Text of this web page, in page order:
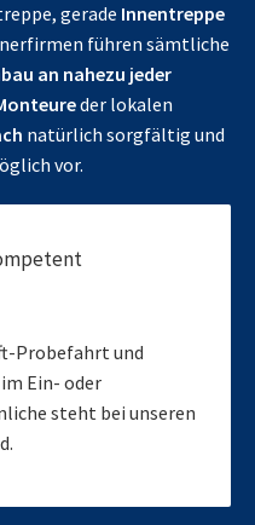
gerade Innentreppe
führen sämtliche
an nahezu jeder
der lokalen
natürlich sorgfältig und
vor.
Probefahrt und
Ein- oder
steht bei unseren